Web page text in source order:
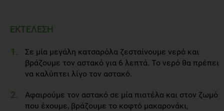
ΕΚΤΕΛΕΣΗ
Σε μία μεγάλη κατσαρόλα ζεσταίνουμε νερό και
βράζουμε τον αστακό για 6 λεπτά. Το νερό θα πρέπει
να καλύπτει λίγο τον αστακό.
Αφαιρούμε τον αστακό σε μία πιατέλα και στον ζωμό
που έχουμε, βράζουμε το κοφτό μακαρονάκι,